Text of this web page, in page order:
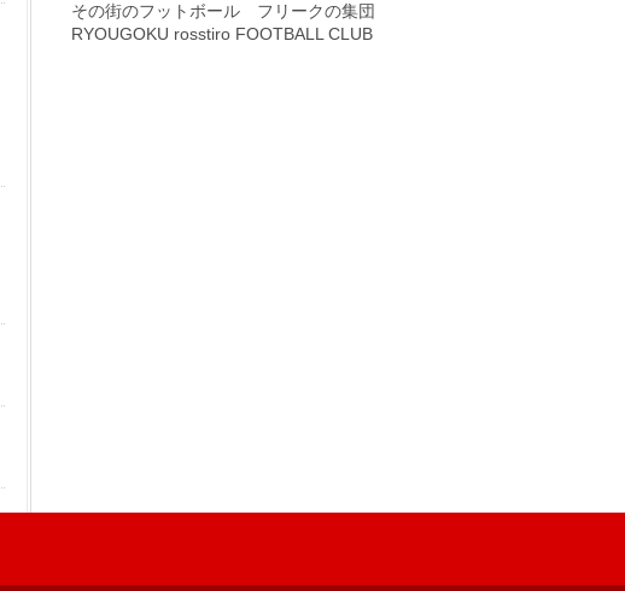
その街のフットボール フリークの集団
RYOUGOKU rosstiro FOOTBALL CLUB